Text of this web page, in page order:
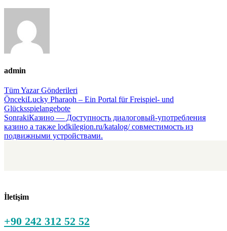
admin
Tüm Yazar Gönderileri
Gönderi
navigasyonu
ÖncekiLucky Pharaoh – Ein Portal für Freispiel- und
Glücksspielangebote
SonrakiКазино — Доступность диалоговый-употребления
казино а также lodkilegion.ru/katalog/ совместимость из
подвижными устройствами.
İletişim
+90 242 312 52 52